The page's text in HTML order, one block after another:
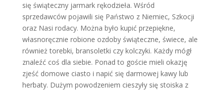
się świąteczny jarmark rękodzieła. Wśród
sprzedawców pojawili się Państwo z Niemiec, Szkocji
oraz Nasi rodacy. Można było kupić przepiękne,
własnoręcznie robione ozdoby świąteczne, świece, ale
również torebki, bransoletki czy kolczyki. Każdy mógł
znaleźć coś dla siebie. Ponad to goście mieli okazję
zjeść domowe ciasto i napić się darmowej kawy lub
herbaty. Dużym powodzeniem cieszyły się stoiska z